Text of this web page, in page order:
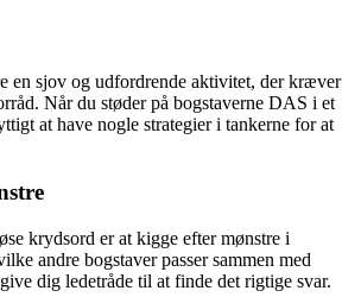
en sjov og udfordrende aktivitet, der kræver
Når du støder på bogstaverne DAS i et
at have nogle strategier i tankerne for at
krydsord er at kigge efter mønstre i
andre bogstaver passer sammen med
dig ledetråde til at finde det rigtige svar.